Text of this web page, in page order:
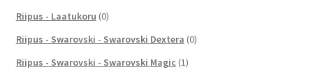
Riipus - Laatukoru (0)
Riipus - Swarovski - Swarovski Dextera (0)
Riipus - Swarovski - Swarovski Magic (1)